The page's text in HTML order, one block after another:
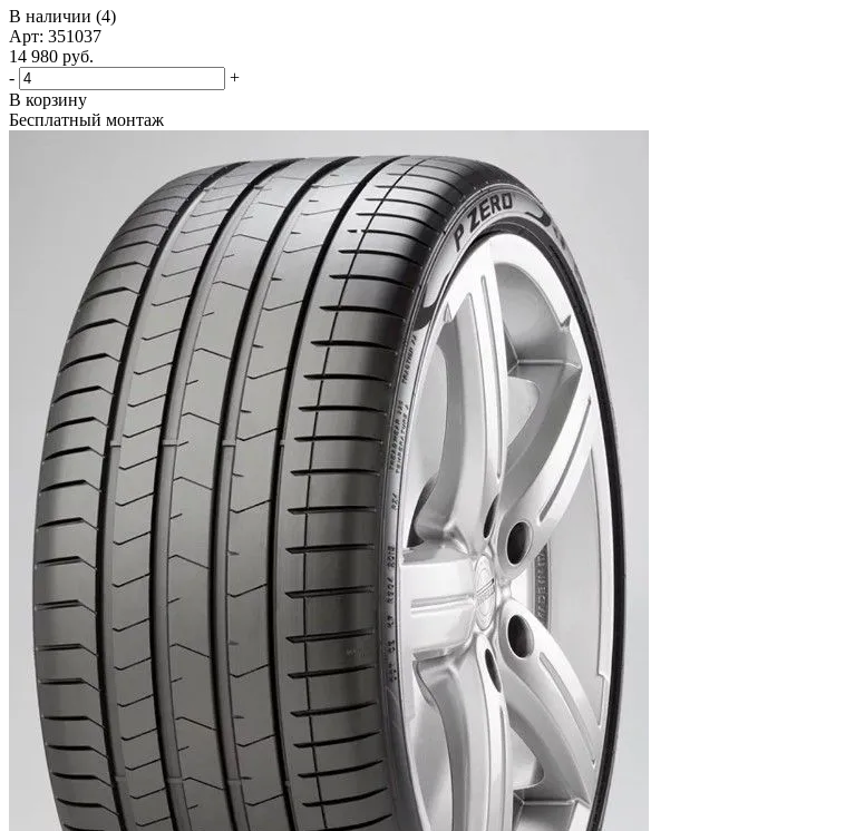
В наличии (4)
Арт: 351037
14 980 руб.
-
+
В корзину
Бесплатный монтаж